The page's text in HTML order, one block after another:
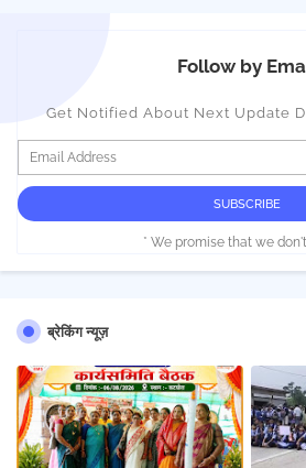
Follow by
Get Notified About Next Update
* We promise that we
ब्रेकिंग न्यूज़